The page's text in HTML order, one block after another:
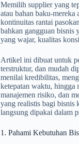
Memilih supplier yang
atau bahan baku-
kontinuitas rantai
bahkan gangguan bisnis
yang wajar, kualitas
Artikel ini dibuat untuk
terstruktur, dan mudah
menilai kredibilitas,
ketepatan waktu, hingga
manajemen risiko, dan
yang realistis bagi bisnis
langsung dipakai dalam
1. Pahami Kebutuhan